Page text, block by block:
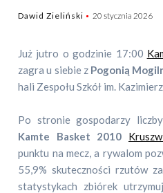
Dawid Zieliński 20 stycznia 2026
Już jutro o godzinie 17:00
zagra u siebie z Pogonią
hali Zespołu Szkół im.
Po stronie gospodarzy
Kamte Basket 2010
punktu na mecz, a rywalom
55,9% skuteczności rzutów
statystykach zbiórek